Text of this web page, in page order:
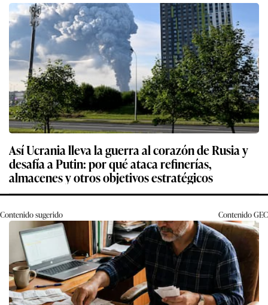
Así Ucrania lleva la guerra al corazón de Rusia y
desafía a Putin: por qué ataca refinerías,
almacenes y otros objetivos estratégicos
Contenido sugerido ContenidoGEC